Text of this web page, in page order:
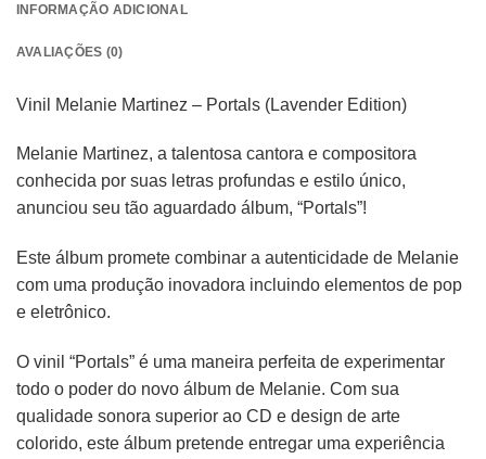
INFORMAÇÃO ADICIONAL
AVALIAÇÕES (0)
Vinil Melanie Martinez – Portals (Lavender Edition)
Melanie Martinez, a talentosa cantora e compositora
conhecida por suas letras profundas e estilo único,
anunciou seu tão aguardado álbum, “Portals”!
Este álbum promete combinar a autenticidade de Melanie
com uma produção inovadora incluindo elementos de pop
e eletrônico.
O vinil “Portals” é uma maneira perfeita de experimentar
todo o poder do novo álbum de Melanie. Com sua
qualidade sonora superior ao CD e design de arte
colorido, este álbum pretende entregar uma experiência